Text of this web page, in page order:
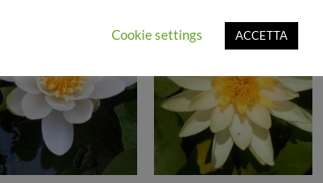
Aggiungi
Aggiungi
alla lista
Cookie settings ACCETTA